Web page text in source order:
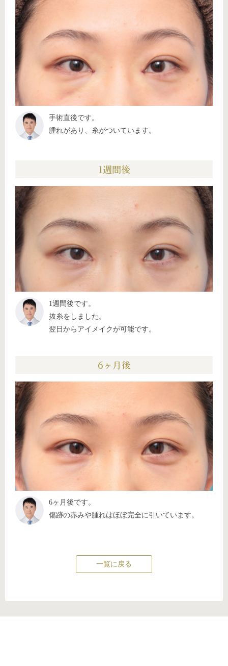
手術直後です。
腫れがあり、糸がついています。
1週間後
1週間後です。
抜糸をしました。
翌日からアイメイクが可能です。
6ヶ月後
6ヶ月後です。
傷跡の赤みや腫れはほぼ完全に引いています。
一覧に戻る